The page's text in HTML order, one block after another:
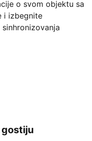
o svom objektu sa
i izbegnite
gostiju